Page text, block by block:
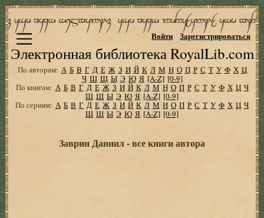
Электронная библиотека RoyalLib.com
Войти Зарегистрироваться
По авторам: А Б В Г Д Е Ж З И Й К Л М Н О П Р С Т У Ф Х Ц
Ч Ш Щ Ы Э Ю Я [A-Z] [0-9]
По книгам: А Б В Г Д Е Ж З И Й К Л М Н О П Р С Т У Ф Х Ц Ч
Ш Щ Ы Э Ю Я [A-Z] [0-9]
По сериям: А Б В Г Д Е Ж З И Й К Л М Н О П Р С Т У Ф Х Ц Ч
Ш Щ Ы Э Ю Я [A-Z] [0-9]
Заврин Даниил - все книги автора